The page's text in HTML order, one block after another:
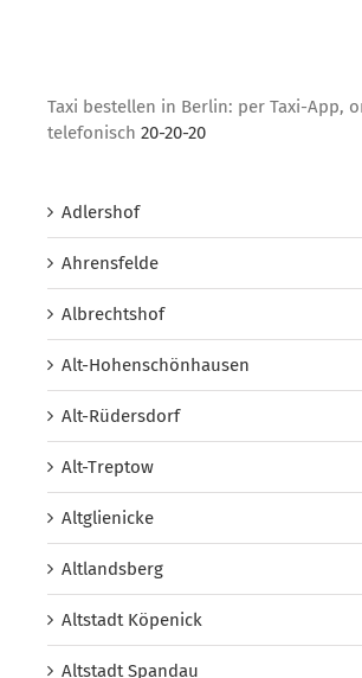
Taxi bestellen in Berlin: per Taxi-App,
telefonisch 20-20-20
Adlershof
Ahrensfelde
Albrechtshof
Alt-Hohenschönhausen
Alt-Rüdersdorf
Alt-Treptow
Altglienicke
Altlandsberg
Altstadt Köpenick
Altstadt Spandau